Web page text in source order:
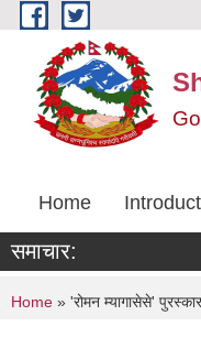
Skip to main content
Home
समाचार:
You are here
Home » 'रोमन म्यागासेसे'